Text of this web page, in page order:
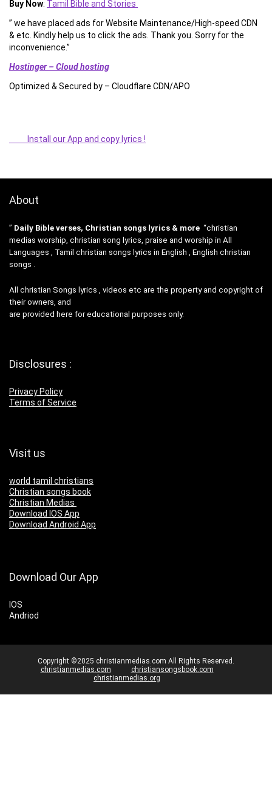
Buy Now: Tamil Bible and Stories
” we have placed ads for Website Maintenance/High-speed CDN
& etc. Kindly help us to click the ads. Thank you. Sorry for the
inconvenience.”
Hostinger – Cloud hosting
Optimized & Secured by – Cloudflare CDN/APO
Install our App and copy lyrics !
About
” Daily Bible verses, Christian songs lyrics & more “christian
medias worship, christian song lyrics, praise and worship in All
Languages , Tamil christian songs lyrics in English , English christian
songs .
All christian Songs lyrics , videos etc are the property and copyright of
their owners, and
are provided here for educational purposes only.
Disclosures :
Privacy Policy
Terms of Service
Visit us
world tamil christians
Christian songs book
Christian Medias
Download IOS App
Download Android App
Download Our App
IOS
Andriod
Copyright ©2025 christianmedias.com All Rights Reserved.
christianmedias.com
christiansongsbook.com
christianmedias.org